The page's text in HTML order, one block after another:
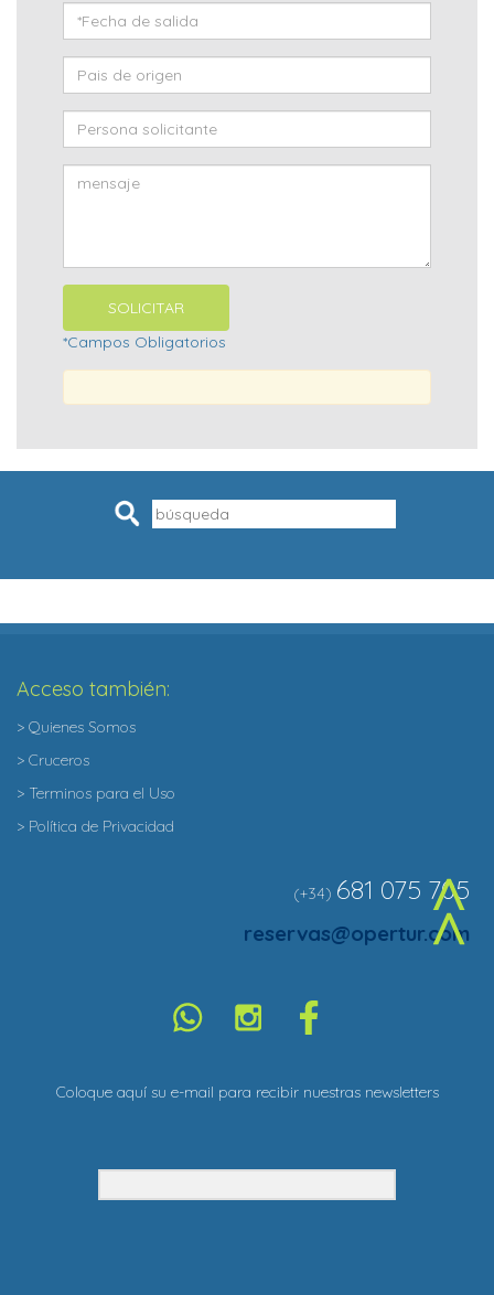
*Campos Obligatorios
Pesquisar
^
Acceso también:
> Quienes Somos
> Cruceros
> Terminos para el Uso
> Política de Privacidad
(+34) 681 075 705
reservas@opertur.com
Coloque aquí su e-mail para recibir nuestras newsletters